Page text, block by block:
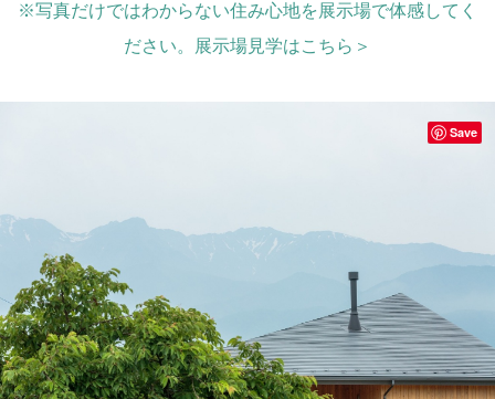
※写真だけではわからない住み心地を展示場で体感してく
ださい。展示場見学はこちら＞
Save